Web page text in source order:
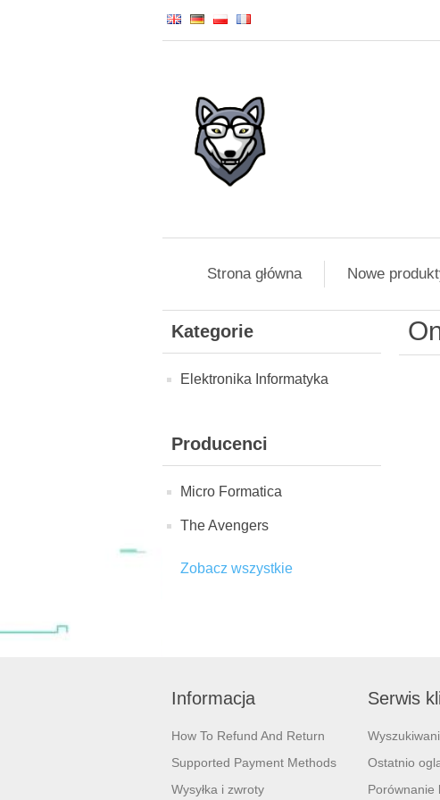
Strona główna Nowe
Kategorie
Elektronika Informatyka
Producenci
Micro Formatica
The Avengers
Zobacz wszystkie
Informacja
How To Refund And Return
Supported Payment Methods
Wysyłka i zwroty
Serwis
Ostatnio
Porównanie